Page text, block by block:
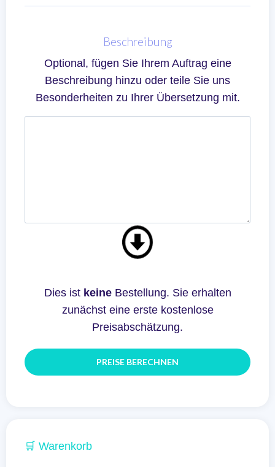
Beschreibung
Optional, fügen Sie Ihrem Auftrag eine
Beschreibung hinzu oder teile Sie uns
Besonderheiten zu Ihrer Übersetzung mit.
Dies ist keineBestellung. Sie erhalten
zunächst eine erste kostenlose
Preisabschätzung.
🛒 Warenkorb